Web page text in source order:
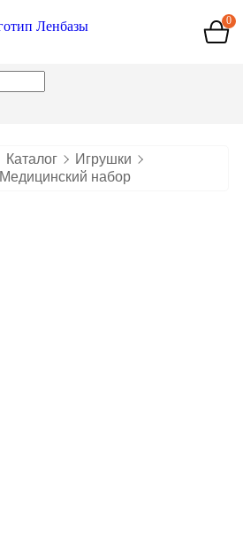
0
Каталог
Игрушки
Медицинский набор